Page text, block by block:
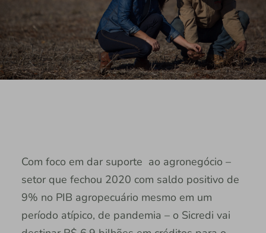
Com foco em dar suporte ao agronegócio –
setor que fechou 2020 com saldo positivo de
9% no PIB agropecuário mesmo em um
período atípico, de pandemia – o Sicredi vai